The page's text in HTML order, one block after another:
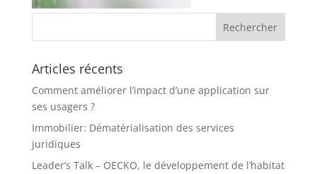
Articles récents
Comment améliorer l’impact d’une application sur
ses usagers ?
Immobilier: Dématérialisation des services
juridiques
Leader’s Talk – OECKO, le développement de l’habitat